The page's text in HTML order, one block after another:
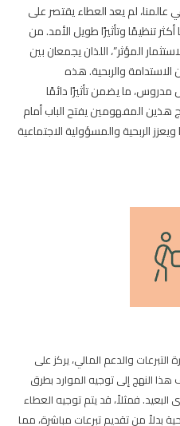
عالمنا، لم يعد العطاء يقتصر على
تنظيمًا وتأثيرًا طويل الأمد. من
المؤثر”، اللذان يجمعان بين
والربحية. هذه
مدروس، ما يضمن تأثيرًا دائمًا
هذين المفهومين يفتح الباب أمام
الربحية والمسؤولية الاجتماعية
والدعم المالي، يركز على
النهج إلى توجيه الموارد بطرق
فمثلاً، قد يتم توجيه العطاء
بدلاً من تقديم تبرعات مباشرة، مما